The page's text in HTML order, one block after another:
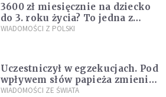
3600 zł miesięcznie na dziecko
do 3. roku życia? To jedna z
propozycji programu "Rozwój
WIADOMOŚCI Z POLSKI
Uczestniczył w egzekucjach. Pod
wpływem słów papieża zmienił
zdanie
WIADOMOŚCI ZE ŚWIATA